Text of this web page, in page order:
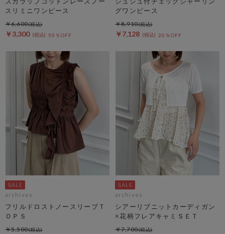
スリミニワンピース
￥3,300 50％OFF
￥6,600
グワンピース
￥7,128 20％OFF
￥8,910
archives
フリルドロストノースリーブＴ
ＯＰＳ
￥5,500
archives
シアーリブニットカーディガン
×花柄フレアキャミＳＥＴ
￥7,700